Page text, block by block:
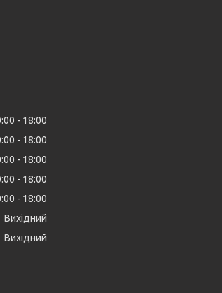
18:00
18:00
18:00
18:00
18:00
Вихідний
Вихідний